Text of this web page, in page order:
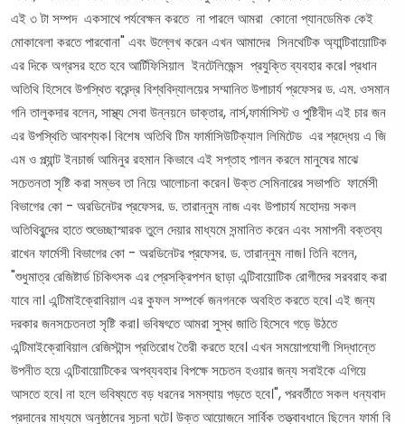
এই ৩ টা সম্পদ একসাথে পর্যবেক্ষন করতে না পারলে আমরা কোনো প্যানডেমিক কেই
মোকাবেলা করতে পারবোনা" এবং উল্লেখ করেন এখন আমাদের সিনথেটিক অ্যান্টিবায়োটিক
এর দিকে অগ্রসর হতে হবে আর্টিফিসিয়াল ইনটেলিজেন্স প্রযুক্তি ব্যবহার করে। প্রধান
অতিথি হিসেবে উপস্থিত বরেন্দ্র বিশ্ববিদ্যালয়ের সম্মানিত উপাচার্য প্রফেসর ড. এম. ওসমান
গনি তালুকদার বলেন, সাস্থ্য সেবা উন্নয়নে ডাক্তার, নার্স,ফার্মাসিস্ট ও পুষ্টিবীদ এই চার জন
এর উপস্থিতি আবশ্যক। বিশেষ অতিথি টিম ফার্মাসিউটিক্যাল লিমিটেড এর শ্রদ্ধেয় এ জি
এম ও প্ল্যান্ট ইনচার্জ আমিনুর রহমান কিভাবে এই সপ্তাহ পালন করলে মানুষের মাঝে
সচেতনতা সৃষ্টি করা সম্ভব তা নিয়ে আলোচনা করেন। উক্ত সেমিনারের সভাপতি ফার্মেসী
বিভাগের কো - অরডিনেটর প্রফেসর. ড. তারান্নুম নাজ এবং উপাচার্য মহোদয় সকল
অতিথিবৃন্দের হাতে শুভেচ্ছাস্মারক তুলে দেয়ার মাধ্যমে সন্মানিত করেন এবং সমাপনী বক্তব্য
রাখেন ফার্মেসী বিভাগের কো - অরডিনেটর প্রফেসর. ড. তারান্নুম নাজ। তিনি বলেন,
"শুধুমাত্র রেজিষ্টার্ড চিকিৎসক এর প্রেসক্রিপশন ছাড়া এন্টিবায়োটিক রোগীদের সরবরাহ করা
যাবে না। এন্টিমাইক্রোবিয়াল এর কুফল সম্পর্কে জনগনকে অবহিত করতে হবে। এই জন্য
দরকার জনসচেতনতা সৃষ্টি করা। ভবিষৎতে আমরা সুস্থ জাতি হিসেবে গড়ে উঠতে
এন্টিমাইক্রোবিয়াল রেজিস্টান্স প্রতিরোধ তৈরী করতে হবে। এখন সময়োপযোগী সিদ্ধান্তে
উপনীত হয়ে এন্টিবায়োটিকের অপব্যবহার বিপক্ষে সচেতন হওয়ার জন্য সবাইকে এগিয়ে
আসতে হবে। না হলে ভবিষ্যতে বড় ধরনের সমস্যায় পড়তে হবে।", পরবর্তীতে সকল ধন্যবাদ
প্রদানের মাধ্যমে অনুষ্ঠানের সূচনা ঘটে। উক্ত আয়োজনে সার্বিক তত্ত্বাবধানে ছিলেন ফার্মা বি